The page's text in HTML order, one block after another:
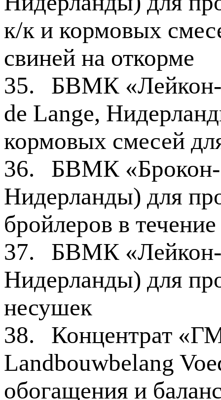
к/к и кормовых
свиней на откорме
35.
БВМК «Лейкон-
de Lange,
кормовых смесей
36.
БВМК «Брокон-
Нидерланды) для
бройлеров в
37.
БВМК «Лейкон-
Нидерланды) для
несушек
38.
Концентрат
Landbouwbelang
обогащения и